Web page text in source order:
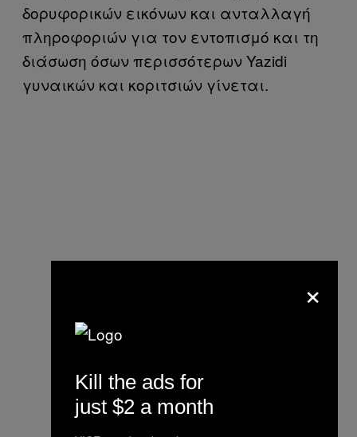
δορυφορικών εικόνων και ανταλλαγή
πληροφοριών για τον εντοπισμό και τη
διάσωση όσων περισσότερων Yazidi
γυναικών και κοριτσιών γίνεται.
×
Kill the ads for
just $2 a month